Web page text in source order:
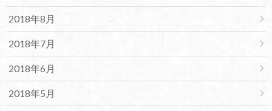
2018年8月
2018年7月
2018年6月
2018年5月